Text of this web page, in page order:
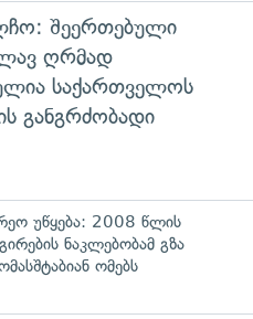
შეერთებული
ღრმად
საქართველოს
განგრძობადი
უწყება: 2008 წლის
ნაკლებობამ გზა
ომებს